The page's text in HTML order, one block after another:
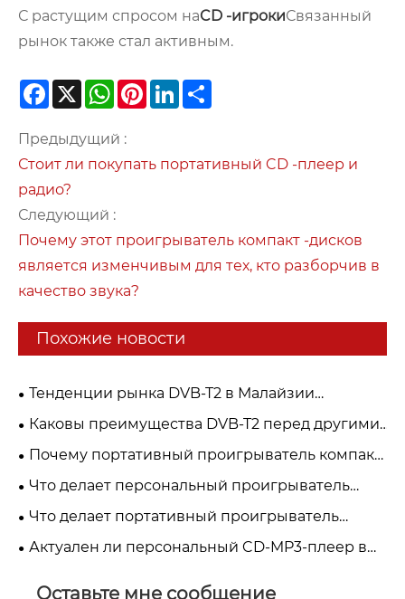
С растущим спросом наCD -игрокиСвязанный
рынок также стал активным.
Facebook
X WhatsApp
PinterestLinkedIn
Предыдущий :
Стоит ли покупать портативный CD -плеер и
радио?
Следующий :
Почему этот проигрыватель компакт -дисков
является изменчивым для тех, кто разборчив в
качество звука?
Похожие новости
Тенденции рынка DVB-T2 в Малайзии
(myFreeview / MYTV, 2026 г.)
Каковы преимущества DVB-T2 перед другими
стандартами цифрового телевидения?
Почему портативный проигрыватель компакт-
дисков по-прежнему остается лучшим
выбором для любителей музыки в 2026 году?
Что делает персональный проигрыватель
компакт-дисков Discman незаменимым для
любителей музыки
Что делает портативный проигрыватель
компакт-дисков Walkman лучшим вариантом
для любителей музыки
Актуален ли персональный CD-MP3-плеер в
Оставьте мне сообщение